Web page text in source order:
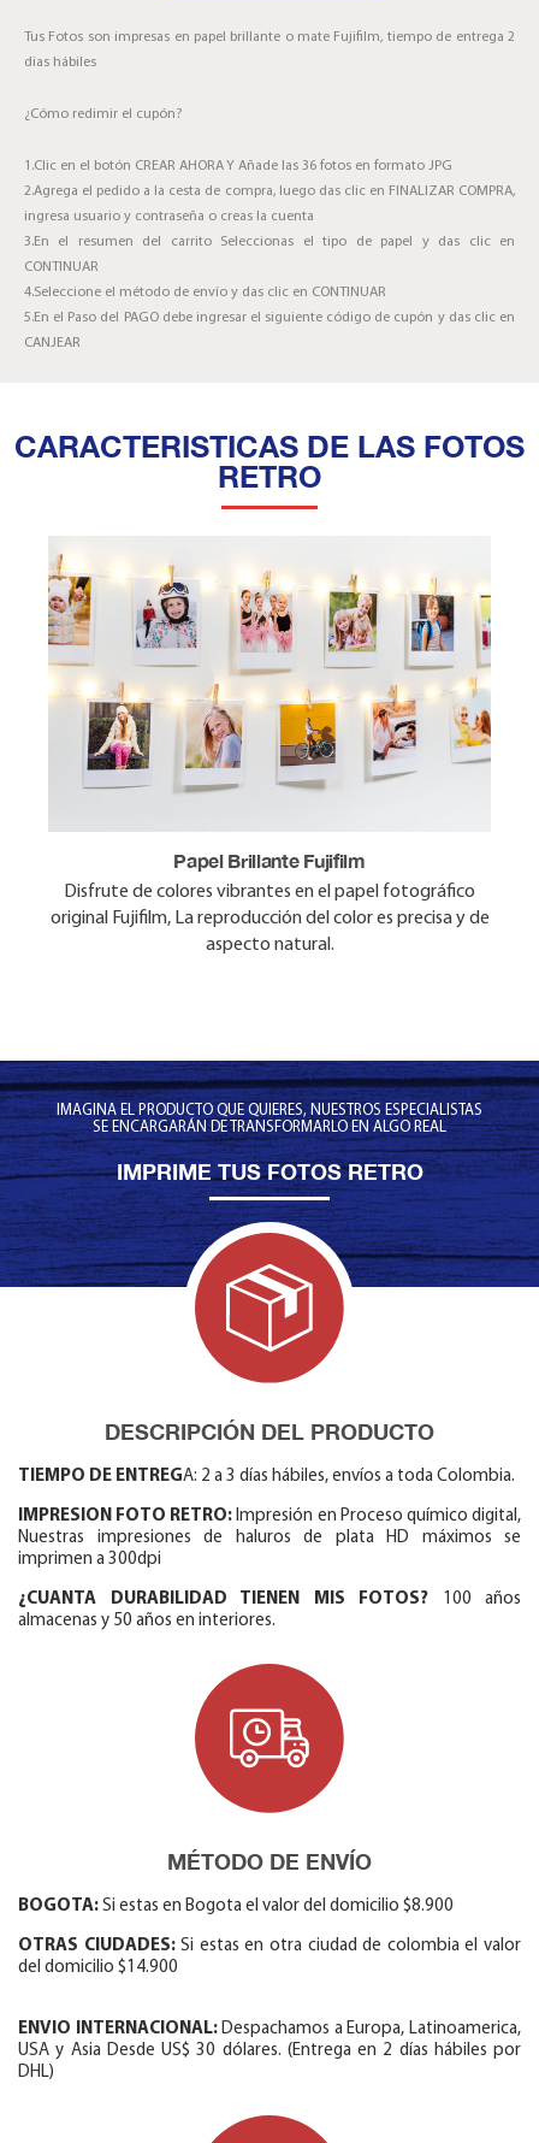
Tus Fotos son impresas en papel brillante o mate Fujifilm, tiempo de entrega 2
dias hábiles
¿Cómo redimir el cupón?
1.Clic en el botón CREAR AHORA Y Añade las 36 fotos en formato JPG
2.Agrega el pedido a la cesta de compra, luego das clic en FINALIZAR COMPRA,
ingresa usuario y contraseña o creas la cuenta
3.En el resumen del carrito Seleccionas el tipo de papel y das clic en
CONTINUAR
4.Seleccione el método de envío y das clic en CONTINUAR
5.En el Paso del PAGO debe ingresar el siguiente código de cupón y das clic en
CANJEAR
CARACTERISTICAS DE LAS FOTOS
RETRO
Papel Brillante Fujifilm
Disfrute de colores vibrantes en el papel fotográfico
original Fujifilm, La reproducción del color es precisa y de
aspecto natural.
IMAGINA EL PRODUCTO QUE QUIERES, NUESTROS ESPECIALISTAS
SE ENCARGARÁN DE TRANSFORMARLO EN ALGO REAL
IMPRIME TUS FOTOS RETRO
DESCRIPCIÓN DEL PRODUCTO
TIEMPO DE ENTREGA: 2 a 3 días hábiles, envíos a toda Colombia.
IMPRESION FOTO RETRO: Impresión en Proceso químico digital,
Nuestras impresiones de haluros de plata HD máximos se
imprimen a 300dpi
¿CUANTA DURABILIDAD TIENEN MIS FOTOS? 100 años
almacenas y 50 años en interiores.
MÉTODO DE ENVÍO
BOGOTA: Si estas en Bogota el valor del domicilio $8.900
OTRAS CIUDADES:Si estas en otra ciudad de colombia el valor
del domicilio $14.900
ENVIO INTERNACIONAL:Despachamos a Europa, Latinoamerica,
USA y Asia Desde US$ 30 dólares. (Entrega en 2 días hábiles por
DHL)